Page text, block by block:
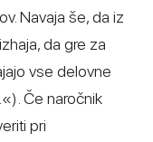
Navaja še, da iz
da gre za
vse delovne
Če naročnik
pri